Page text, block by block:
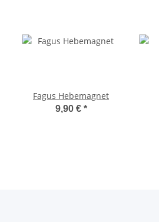
Fagus Hebemagnet
9,90 € *